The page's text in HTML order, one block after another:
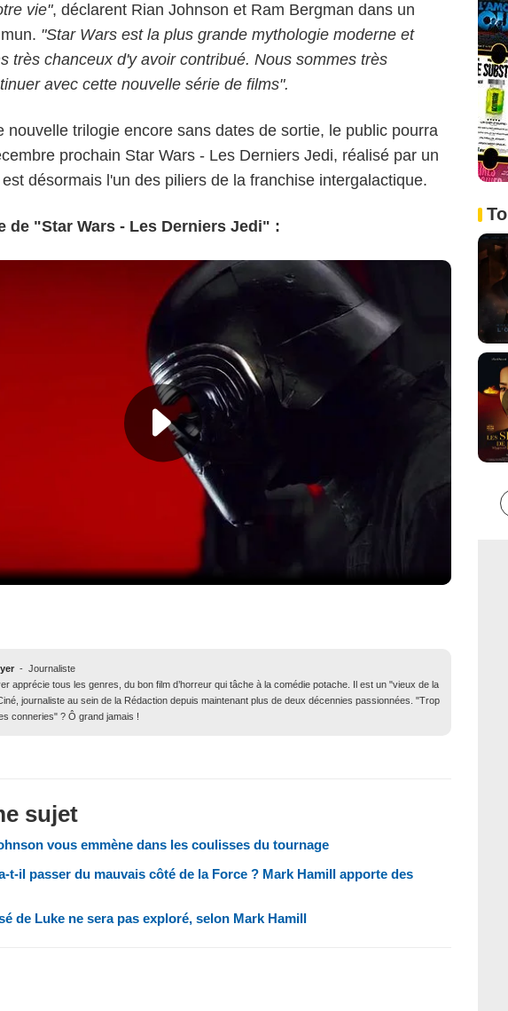
vie", déclarent Rian Johnson et Ram Bergman dans un
"Star Wars est la plus grande mythologie moderne et
très chanceux d'y avoir contribué. Nous sommes très
avec cette nouvelle série de films".
nouvelle trilogie encore sans dates de sortie, le public pourra
prochain Star Wars - Les Derniers Jedi, réalisé par un
désormais l'un des piliers de la franchise intergalactique.
de "Star Wars - Les Derniers Jedi" :
- Journaliste
apprécie tous les genres, du bon film d’horreur qui tâche à la comédie potache. Il est un "vieux de la
journaliste au sein de la Rédaction depuis maintenant plus de deux décennies passionnées. "Trop
conneries" ? Ô grand jamais !
sujet
vous emmène dans les coulisses du tournage
t-il passer du mauvais côté de la Force ? Mark Hamill apporte des
de Luke ne sera pas exploré, selon Mark Hamill